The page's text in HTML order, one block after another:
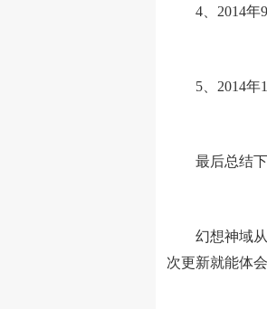
4、2014年9
5、2014年10
最后总结下
幻想神域从
次更新就能体